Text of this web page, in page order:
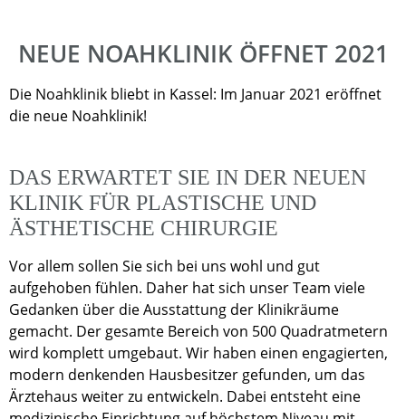
NEUE NOAHKLINIK ÖFFNET 2021
Die Noahklinik bliebt in Kassel: Im Januar 2021 eröffnet
die neue Noahklinik!
DAS ERWARTET SIE IN DER NEUEN
KLINIK FÜR PLASTISCHE UND
ÄSTHETISCHE CHIRURGIE
Vor allem sollen Sie sich bei uns wohl und gut
aufgehoben fühlen. Daher hat sich unser Team viele
Gedanken über die Ausstattung der Klinikräume
gemacht. Der gesamte Bereich von 500 Quadratmetern
wird komplett umgebaut. Wir haben einen engagierten,
modern denkenden Hausbesitzer gefunden, um das
Ärztehaus weiter zu entwickeln. Dabei entsteht eine